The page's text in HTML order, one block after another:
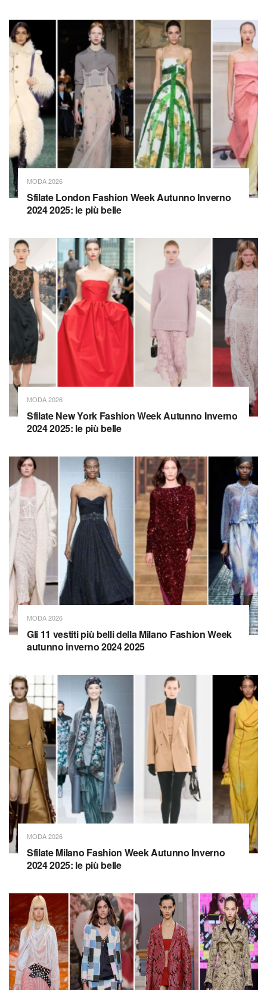
MODA 2026
Sfilate London Fashion Week Autunno Inverno
2024 2025: le più belle
MODA 2026
Sfilate New York Fashion Week Autunno Inverno
2024 2025: le più belle
MODA 2026
Gli 11 vestiti più belli della Milano Fashion Week
autunno inverno 2024 2025
MODA 2026
Sfilate Milano Fashion Week Autunno Inverno
2024 2025: le più belle